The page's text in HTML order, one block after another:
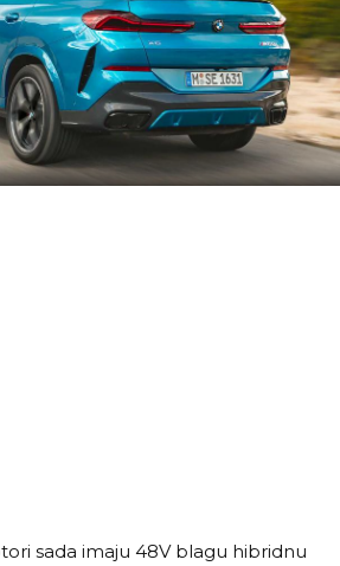
sada imaju 48V blagu hibridnu